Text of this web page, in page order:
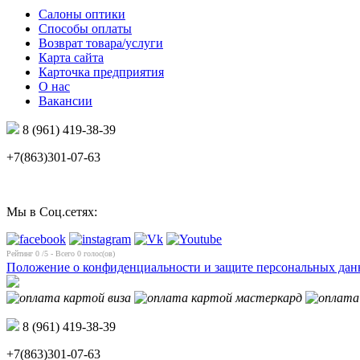
Салоны оптики
Способы оплаты
Возврат товара/услуги
Карта сайта
Карточка предприятия
О нас
Вакансии
8 (961) 419-38-39
+7(863)301-07-63
Мы в Соц.сетях:
Рейтинг 0 /5 - Всего 0 голос(ов)
Положение о конфиденциальности и защите персональных
8 (961) 419-38-39
+7(863)301-07-63